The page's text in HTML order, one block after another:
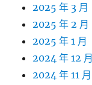
2025 年 3 月
2025 年 2 月
2025 年 1 月
2024 年 12 月
2024 年 11 月